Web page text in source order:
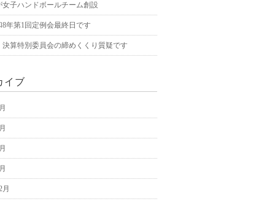
女子ハンドボールチーム創設
8年第1回定例会最終日です
決算特別委員会の締めくくり質疑です
イブ
月